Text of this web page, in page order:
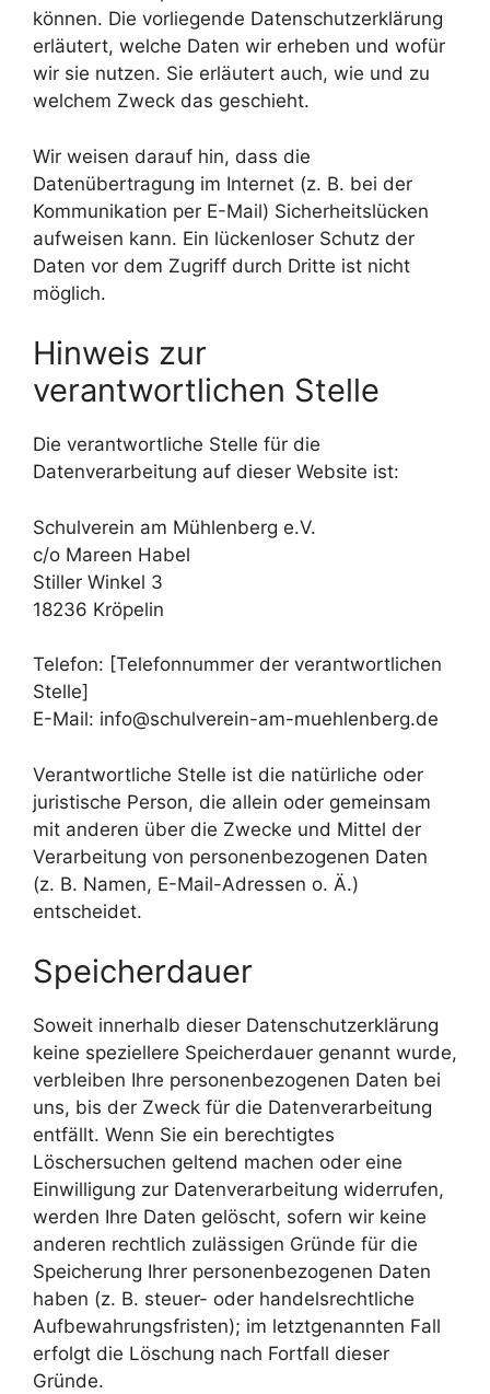
können. Die vorliegende Datenschutzerklärung
erläutert, welche Daten wir erheben und wofür
wir sie nutzen. Sie erläutert auch, wie und zu
welchem Zweck das geschieht.
Wir weisen darauf hin, dass die
Datenübertragung im Internet (z. B. bei der
Kommunikation per E-Mail) Sicherheitslücken
aufweisen kann. Ein lückenloser Schutz der
Daten vor dem Zugriff durch Dritte ist nicht
möglich.
Hinweis zur
verantwortlichen Stelle
Die verantwortliche Stelle für die
Datenverarbeitung auf dieser Website ist:
Schulverein am Mühlenberg e.V.
c/o Mareen Habel
Stiller Winkel 3
18236 Kröpelin
Telefon: [Telefonnummer der verantwortlichen
Stelle]
E-Mail: info@schulverein-am-muehlenberg.de
Verantwortliche Stelle ist die natürliche oder
juristische Person, die allein oder gemeinsam
mit anderen über die Zwecke und Mittel der
Verarbeitung von personenbezogenen Daten
(z. B. Namen, E-Mail-Adressen o. Ä.)
entscheidet.
Speicherdauer
Soweit innerhalb dieser Datenschutzerklärung
keine speziellere Speicherdauer genannt wurde,
verbleiben Ihre personenbezogenen Daten bei
uns, bis der Zweck für die Datenverarbeitung
entfällt. Wenn Sie ein berechtigtes
Löschersuchen geltend machen oder eine
Einwilligung zur Datenverarbeitung widerrufen,
werden Ihre Daten gelöscht, sofern wir keine
anderen rechtlich zulässigen Gründe für die
Speicherung Ihrer personenbezogenen Daten
haben (z. B. steuer- oder handelsrechtliche
Aufbewahrungsfristen); im letztgenannten Fall
erfolgt die Löschung nach Fortfall dieser
Gründe.